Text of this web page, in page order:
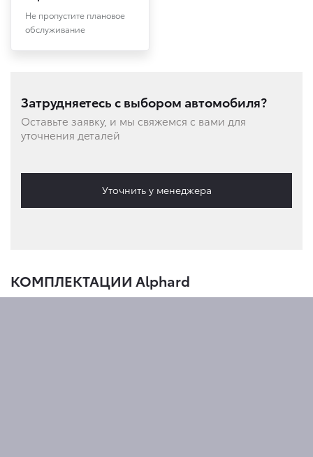
Не пропустите плановое
обслуживание
Затрудняетесь с выбором автомобиля?
Оставьте заявку, и мы свяжемся с вами для
уточнения деталей
Уточнить у менеджера
КОМПЛЕКТАЦИИ Alphard